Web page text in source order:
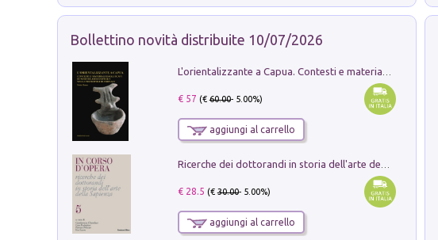
Bollettino novità distribuite 10/07/2026
€ 57 (€60.00- 5.00%)
aggiungi al carrello
€ 28.5 (€30.00- 5.00%)
aggiungi al carrello